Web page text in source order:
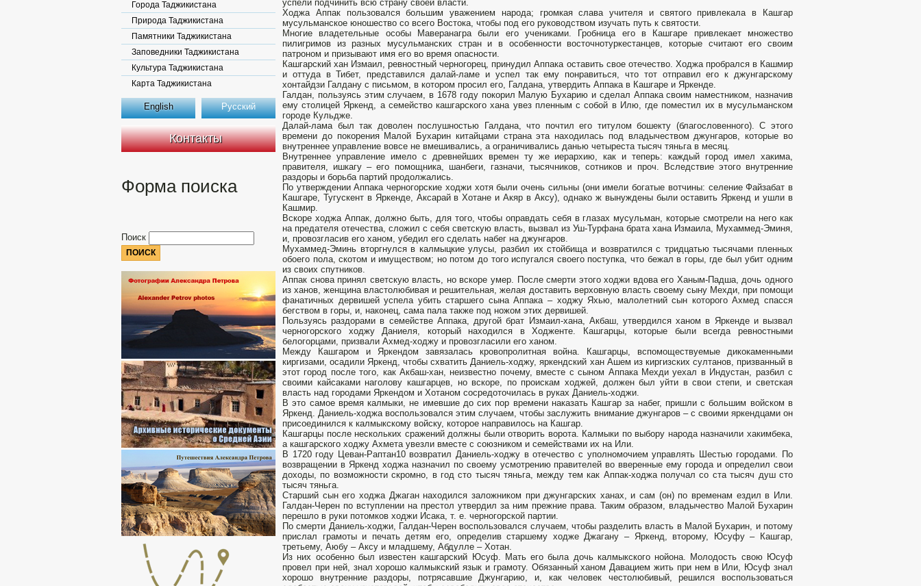
Города Таджикистана
Природа Таджикистана
Памятники Таджикистана
Заповедники Таджикистана
Культура Таджикистана
Карта Таджикистана
English Русский
Контакты
Форма поиска
Поиск
успели подчинить всю страну своей власти.
Ходжа Аппак пользовался большим уважением народа; громкая слава учителя и святого привлекала в Кашгар
мусульманское юношество со всего Востока, чтобы под его руководством изучать путь к святости.
Многие владетельные особы Маверанагра были его учениками. Гробница его в Кашгаре привлекает множество
пилигримов из разных мусульманских стран и в особенности восточнотуркестанцев, которые считают его своим
патроном и призывают имя его во время опасности.
Кашгарский хан Измаил, ревностный черногорец, принудил Аппака оставить свое отечество. Ходжа пробрался в Кашмир
и оттуда в Тибет, представился далай-ламе и успел так ему понравиться, что тот отправил его к джунгарскому
хонтайдзи Галдану с письмом, в котором просил его, Галдана, утвердить Аппака в Кашгаре и Яркенде.
Галдан, пользуясь этим случаем, в 1678 году покорил Малую Бухарию и сделал Аппака своим наместником, назначив
ему столицей Яркенд, а семейство кашгарского хана увез пленным с собой в Илю, где поместил их в мусульманском
городе Кульдже.
Далай-лама был так доволен послушностью Галдана, что почтил его титулом бошекту (благословенного). С этого
времени до покорения Малой Бухарин китайцами страна эта находилась под владычеством джунгаров, которые во
внутреннее управление вовсе не вмешивались, а ограничивались данью четыреста тысяч тяньга в месяц.
Внутреннее управление имело с древнейших времен ту же иерархию, как и теперь: каждый город имел хакима,
правителя, ишкагу – его помощника, шанбеги, газначи, тысячников, сотников и проч. Вследствие этого внутренние
раздоры и борьба партий продолжались.
По утверждении Аппака черногорские ходжи хотя были очень сильны (они имели богатые вотчины: селение Файзабат в
Кашгаре, Тугускент в Яркенде, Аксарай в Хотане и Акяр в Аксу), однако ж вынуждены были оставить Яркенд и ушли в
Кашмир.
Вскоре ходжа Аппак, должно быть, для того, чтобы оправдать себя в глазах мусульман, которые смотрели на него как
на предателя отечества, сложил с себя светскую власть, вызвал из Уш-Турфана брата хана Измаила, Мухаммед-Эминя,
и, провозгласив его ханом, убедил его сделать набег на джунгаров.
Мухаммед-Эминь вторгнулся в калмыцкие улусы, разбил их стойбища и возвратился с тридцатью тысячами пленных
обоего пола, скотом и имуществом; но потом до того испугался своего поступка, что бежал в горы, где был убит одним
из своих спутников.
Аппак снова принял светскую власть, но вскоре умер. После смерти этого ходжи вдова его Ханым-Падша, дочь одного
из ханов, женщина властолюбивая и решительная, желая доставить верховную власть своему сыну Мехди, при помощи
фанатичных дервишей успела убить старшего сына Аппака – ходжу Яхью, малолетний сын которого Ахмед спасся
бегством в горы, и, наконец, сама пала также под ножом этих дервишей.
Пользуясь раздорами в семействе Аппака, другой брат Измаил-хана, Акбаш, утвердился ханом в Яркенде и вызвал
черногорского ходжу Даниеля, который находился в Ходженте. Кашгарцы, которые были всегда ревностными
белогорцами, призвали Ахмед-ходжу и провозгласили его ханом.
Между Кашгаром и Яркендом завязалась кровопролитная война. Кашгарцы, вспомоществуемые дикокаменными
киргизами, осадили Яркенд, чтобы схватить Даниель-ходжу, яркендский хан Ашем из киргизских султанов, призванный в
этот город после того, как Акбаш-хан, неизвестно почему, вместе с сыном Аппака Мехди уехал в Индустан, разбил с
своими кайсаками наголову кашгарцев, но вскоре, по проискам ходжей, должен был уйти в свои степи, и светская
власть над городами Яркендом и Хотаном сосредоточилась в руках Даниель-ходжи.
В это самое время калмыки, не имевшие до сих пор времени наказать Кашгар за набег, пришли с большим войском в
Яркенд. Даниель-ходжа воспользовался этим случаем, чтобы заслужить внимание джунгаров – с своими яркендцами он
присоединился к калмыкскому войску, которое направилось на Кашгар.
Кашгарцы после нескольких сражений должны были отворить ворота. Калмыки по выбору народа назначили хакимбека,
а кашгарского ходжу Ахмета увезли вместе с союзником и семействами их на Или.
В 1720 году Цеван-Раптан10 возвратил Даниель-ходжу в отечество с уполномочием управлять Шестью городами. По
возвращении в Яркенд ходжа назначил по своему усмотрению правителей во вверенные ему города и определил свои
доходы, по возможности скромно, в год сто тысяч тяньга, между тем как Аппак-ходжа получал со ста тысяч душ сто
тысяч тяньга.
Старший сын его ходжа Джаган находился заложником при джунгарских ханах, и сам (он) по временам ездил в Или.
Галдан-Черен по вступлении на престол утвердил за ним прежние права. Таким образом, владычество Малой Бухарин
перешло в руки потомков ходжи Исака, т. е. черногорской партии.
По смерти Даниель-ходжи, Галдан-Черен воспользовался случаем, чтобы разделить власть в Малой Бухарин, и потому
прислал грамоты и печать детям его, определив старшему ходже Джагану – Яркенд, второму, Юсуфу – Кашгар,
третьему, Аюбу – Аксу и младшему, Абдулле – Хотан.
Из них особенно был известен кашгарский Юсуф. Мать его была дочь калмыкского нойона. Молодость свою Юсуф
провел при ней, знал хорошо калмыкский язык и грамоту. Обязанный ханом Давацием жить при нем в Или, Юсуф знал
хорошо внутренние раздоры, потрясавшие Джунгарию, и, как человек честолюбивый, решился воспользоваться